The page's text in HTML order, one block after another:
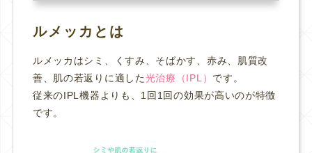
ルメッカとは
ルメッカはシミ、くすみ、そばかす、赤み、肌質改
善、肌の若返りに適した光治療（IPL） です。
従来のIPL機器よりも、1回1回の効果が高いのが特徴
です。